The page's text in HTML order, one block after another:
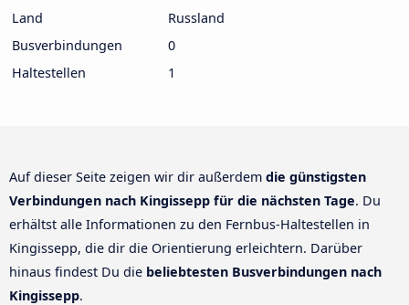
Land
Russland
Busverbindungen
0
Haltestellen
1
Auf dieser Seite zeigen wir dir außerdem die günstigsten
Verbindungen nach Kingissepp für die nächsten Tage. Du
erhältst alle Informationen zu den Fernbus-Haltestellen in
Kingissepp, die dir die Orientierung erleichtern. Darüber
hinaus findest Du die beliebtesten Busverbindungen nach
Kingissepp.